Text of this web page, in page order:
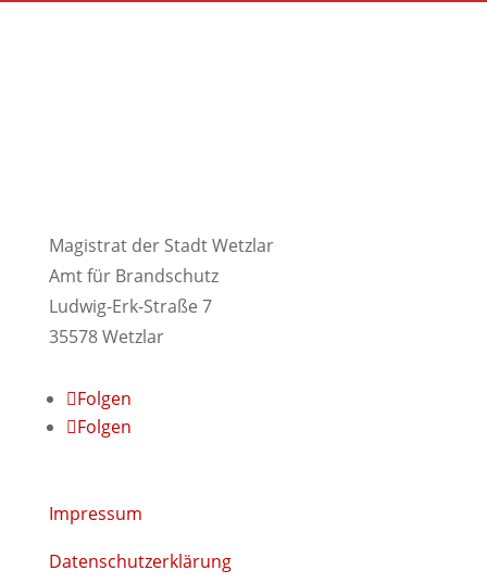
Magistrat der Stadt Wetzlar
Amt für Brandschutz
Ludwig-Erk-Straße 7
35578 Wetzlar
Folgen
Folgen
Impressum
Datenschutzerklärung